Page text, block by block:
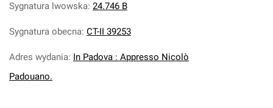
Sygnatura lwowska: 24.746 B
Sygnatura obecna: CT-II 39253
Adres wydania: In Padova : Appresso Nicolò
Padouano.